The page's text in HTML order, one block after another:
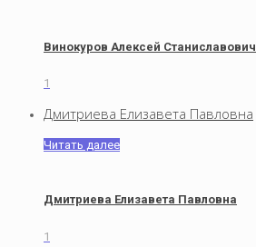
Винокуров Алексей Станиславович
1
Дмитриева Елизавета Павловна
Читать далее
Дмитриева Елизавета Павловна
1